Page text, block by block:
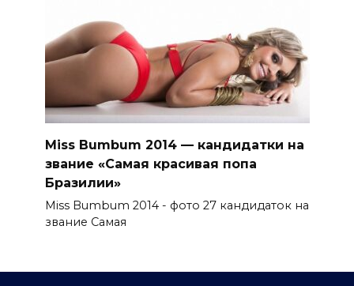
Miss Bumbum 2014 — кандидатки на
звание «Самая красивая попа
Бразилии»
Miss Bumbum 2014 - фото 27 кандидаток на
звание Самая